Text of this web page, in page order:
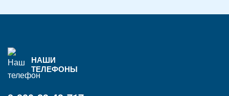
НАШИ
ТЕЛЕФОНЫ